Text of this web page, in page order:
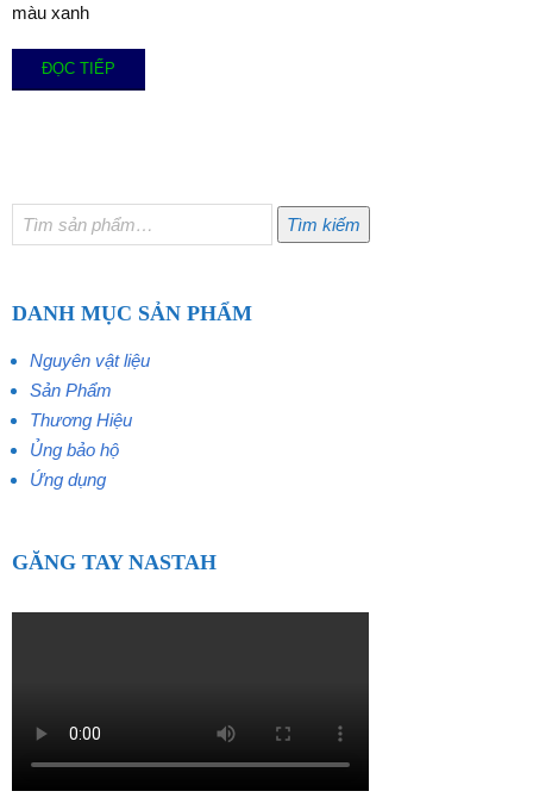
màu xanh
ĐỌC TIẾP
Tìm
kiếm:
Tìm kiếm
DANH MỤC SẢN PHẨM
Nguyên vật liệu
Sản Phẩm
Thương Hiệu
Ủng bảo hộ
Ứng dụng
GĂNG TAY NASTAH